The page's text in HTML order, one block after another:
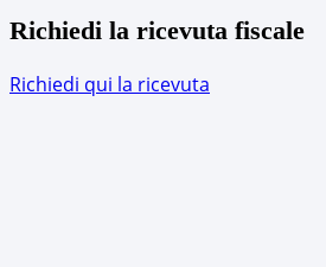
Richiedi la ricevuta fiscale
Richiedi qui la ricevuta